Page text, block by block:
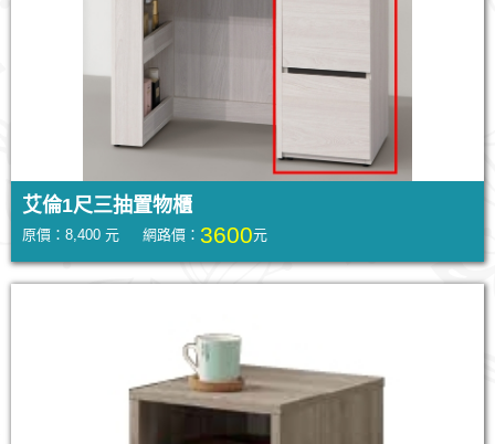
艾倫1尺三抽置物櫃
原價：8,400 元 網路價： 3600元